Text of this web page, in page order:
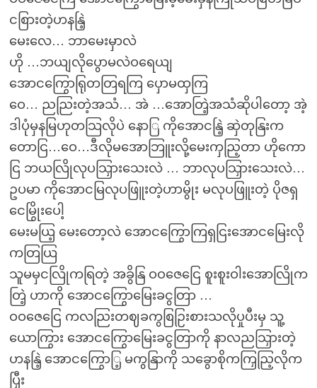
ငစြားတဲ့ဟနနြဲ့
မေးလေ… ဘာမေးမှာလဲ
ဟို …ဘယျလိုပွောမလဲဝရေယျ
အောငကြွောရြုတတြရကြ ပှောမထှကြ
ဝေ… ညညြးတဲ့အသံ… အဲ …အောတြဲ့အသံဆိုပါတော့ အဲ့
ဒါပုံမှနမြဟုတသြလိုပဲ နောြ ကိုအောငနြဲ့ ဆှဲတုနြးက
တောငြ…ဝေ…ဒီလိုမအောဘြူးလို့မေးကှညြ့တာ ဟိုကော
ငြ ဘယလြိုလုပသြှားသေးလဲ … ဘာလုပသြှားသေးလဲ…
ဥပမာ ကိုအောငမြလုပဖြူးတဲ့ဟာမွိုး မလုပဖြူးတဲ့ ပိုဇရှ
ငေမြွိုးပေါ့
မေးမယြ့ မေးတော့လဲ အောငကြွောကြရှငြးအောငမြေးလို
ကတြယြ
သူမမှငလြိုကရြတဲ့ အခွိနြ ဝဝဇေငြေ စူးစူးဝါးအောလြိုက
တြဲ့ ဟာကို အောငကြွောမြေးခငွတြာ …
ဝဝဇေငြေ ကလညြးတဈခကွစြဉြးစားသလိုပှုပီးမှ သူ့
ယောကြွား အောငကြွောမြေးခငွတြာကို နာလညသြှားတဲ့
ဟနနြဲ့ အောငကြွောြ့ မကွနြာကို သခွောစိုကကြှညြ့လိုက
ပြှီး